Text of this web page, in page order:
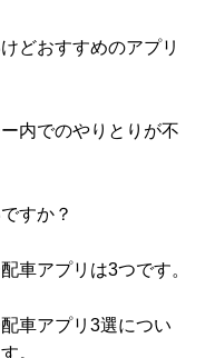
どおすすめのアプリ
内でのやりとりが不
すか？
車アプリは3つです。
車アプリ3選につい
。